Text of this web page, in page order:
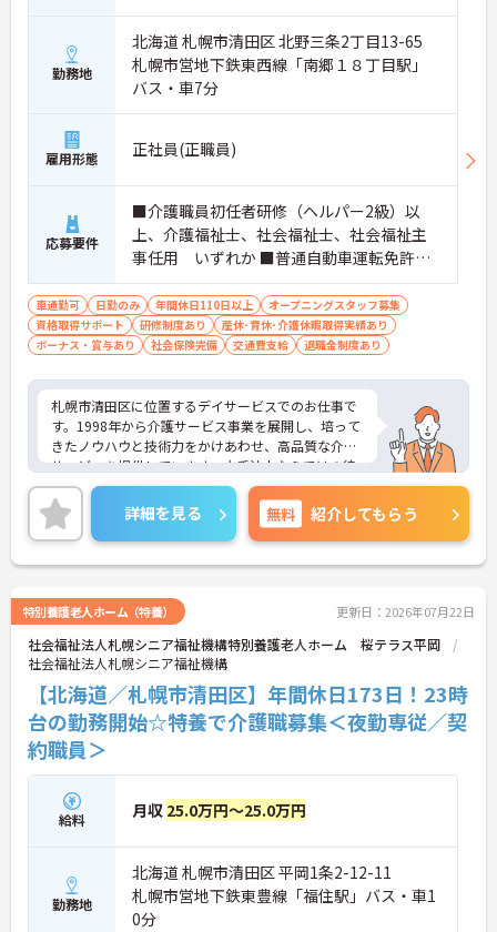
勤務地
北海道 札幌市清田区 北野三条2丁目13-65
札幌市営地下鉄東西線「南郷１８丁目駅」
バス・車7分
雇用形態 正社員(正職員)
応募要件
■介護職員初任者研修（ヘルパー2級）以
上、介護福祉士、社会福祉士、社会福祉主
事任用 いずれか ■普通自動車運転免許必
須（ＡＴ限定可） ■経験不問
車通勤可 日勤のみ 年間休日110日以上
オープニングスタッフ募集
資格取得サポート
研修制度あり
産休･育休･介護休暇取得実績あり
ボーナス・賞与あり
社会保険完備 交通費支給 退職金制度あり
札幌市清田区に位置するデイサービスでのお仕事で
す。1998年から介護サービス事業を展開し、培って
きたノウハウと技術力をかけあわせ、高品質な介護
サービスを提供しています。大手法人ならではの待
遇面も魅力です。ライフステージに合わせて柔軟に
働き方を選択でき、安心です。ご興味のある方に
は、面接対策ポイントなど、さらに詳細をお話しい
たしますのでお気軽にご相談ください！
詳細を見る 無料 紹介してもらう
特別養護老人ホーム（特養） 更新日：2026年07月22日
社会福祉法人札幌シニア福祉機構特別養護老人ホーム 桜テラス平岡
社会福祉法人札幌シニア福祉機構
【北海道／札幌市清田区】年間休日173日！23時
台の勤務開始☆特養で介護職募集＜夜勤専従／契
約職員＞
給料 月収 25.0万円～25.0万円
勤務地
北海道 札幌市清田区 平岡1条2-12-11
札幌市営地下鉄東豊線「福住駅」バス・車1
0分